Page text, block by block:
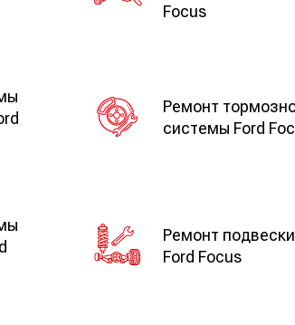
Focus
Ремонт
системы Ford
Ремонт подвески
Ford Focus